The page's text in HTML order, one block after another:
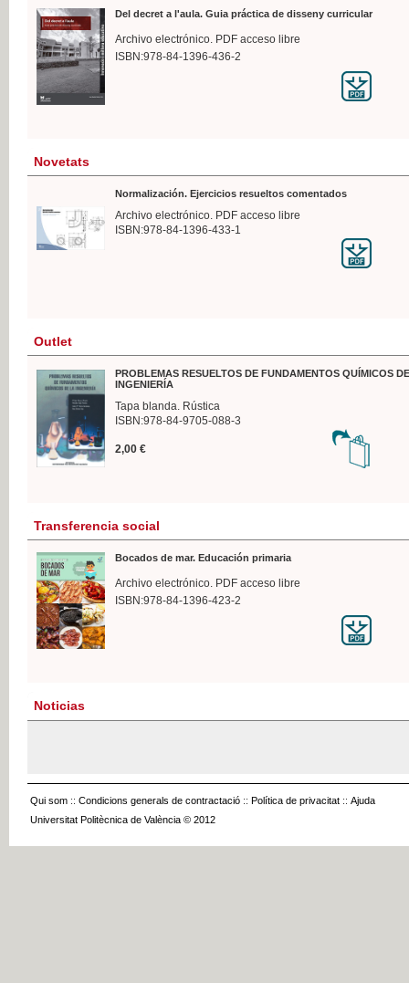
Del decret a l'aula. Guia práctica de disseny curricular
Archivo electrónico. PDF acceso libre
ISBN:978-84-1396-436-2
Novetats
Normalización. Ejercicios resueltos comentados
Archivo electrónico. PDF acceso libre
ISBN:978-84-1396-433-1
Outlet
PROBLEMAS RESUELTOS DE FUNDAMENTOS QUÍMICOS
INGENIERÍA
Tapa blanda. Rústica
ISBN:978-84-9705-088-3
2,00 €
Transferencia social
Bocados de mar. Educación primaria
Archivo electrónico. PDF acceso libre
ISBN:978-84-1396-423-2
Noticias
Qui som :: Condicions generals de contractació :: Política de privacitat :: Ajuda
Universitat Politècnica de València © 2012